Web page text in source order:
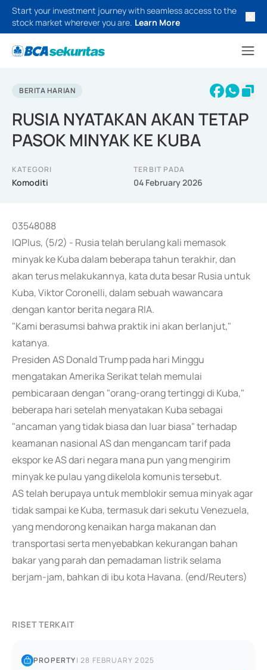
Start your investment journey with seamless access to the
stock market wherever you are. Learn More
BERITA HARIAN
RUSIA NYATAKAN AKAN TETAP
PASOK MINYAK KE KUBA
KATEGORI
Komoditi
TERBIT PADA
04 February 2026
03548088
IQPlus, (5/2) - Rusia telah berulang kali memasok
minyak ke Kuba dalam beberapa tahun terakhir, dan
akan terus melakukannya, kata duta besar Rusia untuk
Kuba, Viktor Coronelli, dalam sebuah wawancara
dengan kantor berita negara RIA.
"Kami berasumsi bahwa praktik ini akan berlanjut,"
katanya.
Presiden AS Donald Trump pada hari Minggu
mengatakan Amerika Serikat telah memulai
pembicaraan dengan "orang-orang tertinggi di Kuba,"
beberapa hari setelah menyatakan Kuba sebagai
"ancaman yang tidak biasa dan luar biasa" terhadap
keamanan nasional AS dan mengancam tarif pada
ekspor ke AS dari negara mana pun yang mengirim
minyak ke pulau yang dikelola komunis tersebut.
AS telah berupaya untuk memblokir semua minyak agar
tidak sampai ke Kuba, termasuk dari sekutu Venezuela,
yang mendorong kenaikan harga makanan dan
transportasi serta menyebabkan kekurangan bahan
bakar yang parah dan pemadaman listrik selama
berjam-jam, bahkan di ibu kota Havana. (end/Reuters)
RISET TERKAIT
PROPERTY|28 FEBRUARY 2025